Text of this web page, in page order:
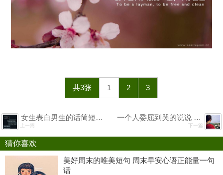
共3张 1 2 3
女生表白男生的话简短真实 对男朋友说的可爱情话文案
上一篇
一个人委屈到哭的说说 女人绝望悲伤无奈的句子
下一篇
猜你喜欢
美好周末的唯美短句 周末早安心语正能量一句
话